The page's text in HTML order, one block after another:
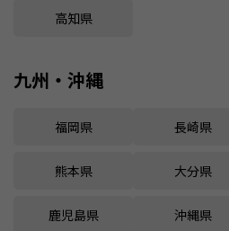
高知県
九州・沖縄
福岡県 長崎県
熊本県 大分県
鹿児島県 沖縄県